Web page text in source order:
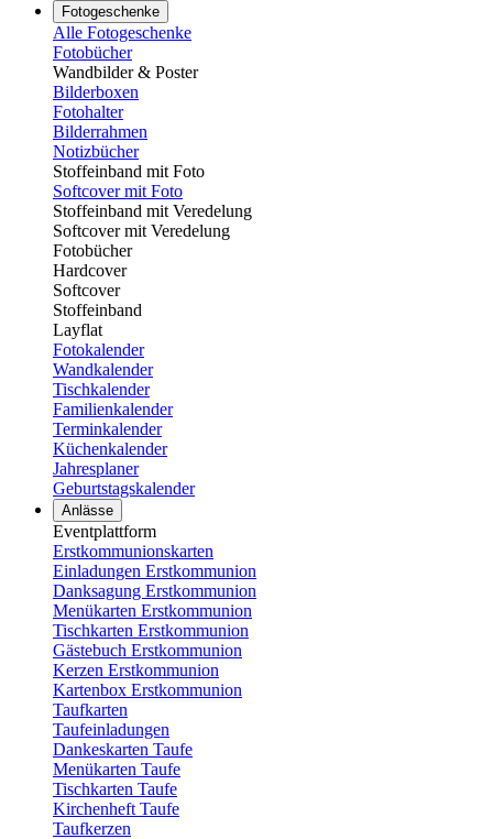
Fotogeschenke
Alle Fotogeschenke
Fotobücher
Wandbilder & Poster
Bilderboxen
Fotohalter
Bilderrahmen
Notizbücher
Stoffeinband mit Foto
Softcover mit Foto
Stoffeinband mit Veredelung
Softcover mit Veredelung
Fotobücher
Hardcover
Softcover
Stoffeinband
Layflat
Fotokalender
Wandkalender
Tischkalender
Familienkalender
Terminkalender
Küchenkalender
Jahresplaner
Geburtstagskalender
Anlässe
Eventplattform
Erstkommunionskarten
Einladungen Erstkommunion
Danksagung Erstkommunion
Menükarten Erstkommunion
Tischkarten Erstkommunion
Gästebuch Erstkommunion
Kerzen Erstkommunion
Kartenbox Erstkommunion
Taufkarten
Taufeinladungen
Dankeskarten Taufe
Menükarten Taufe
Tischkarten Taufe
Kirchenheft Taufe
Taufkerzen